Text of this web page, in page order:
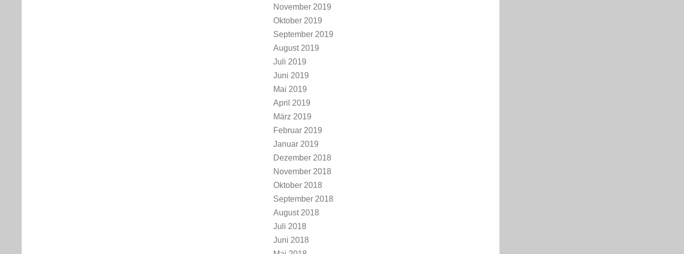
November 2019
Oktober 2019
September 2019
August 2019
Juli 2019
Juni 2019
Mai 2019
April 2019
März 2019
Februar 2019
Januar 2019
Dezember 2018
November 2018
Oktober 2018
September 2018
August 2018
Juli 2018
Juni 2018